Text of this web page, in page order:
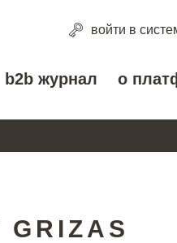
войти в
b2b журнал о